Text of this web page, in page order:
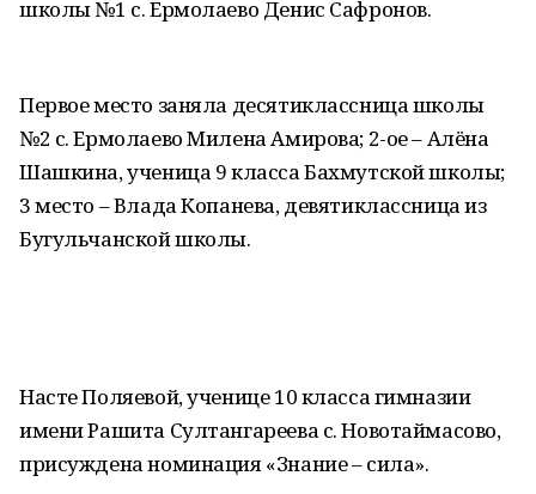
школы №1 с. Ермолаево Денис Сафронов.
Первое место заняла десятиклассница школы
№2 с. Ермолаево Милена Амирова; 2-ое – Алёна
Шашкина, ученица 9 класса Бахмутской школы;
3 место – Влада Копанева, девятиклассница из
Бугульчанской школы.
Насте Поляевой, ученице 10 класса гимназии
имени Рашита Султангареева с. Новотаймасово,
присуждена номинация «Знание – сила».